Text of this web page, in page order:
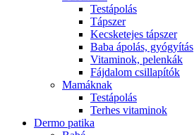
Testápolás
Tápszer
Kecsketejes tápszer
Baba ápolás, gyógyítás
Vitaminok, pelenkák
Fájdalom csillapítók
Mamáknak
Testápolás
Terhes vitaminok
Dermo patika